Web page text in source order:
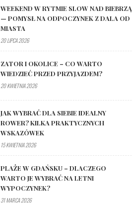
WEEKEND W RYTMIE SLOW NAD BIEBRZĄ
— POMYSŁ NA ODPOCZYNEK Z DALA OD
MIASTA
20 LIPCA 2026
ZATOR I OKOLICE – CO WARTO
WIEDZIEĆ PRZED PRZYJAZDEM?
20 KWIETNIA 2026
JAK WYBRAĆ DLA SIEBIE IDEALNY
ROWER? KILKA PRAKTYCZNYCH
WSKAZÓWEK
15 KWIETNIA 2026
PLAŻE W GDAŃSKU – DLACZEGO
WARTO JE WYBRAĆ NA LETNI
WYPOCZYNEK?
31 MARCA 2026